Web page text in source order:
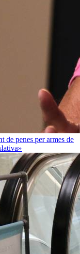
de penes per armes de